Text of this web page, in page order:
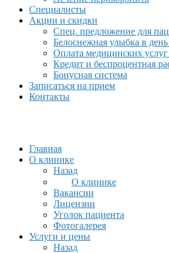
Специалисты
Акции и скидки
Спец. предложение для
Белоснежная улыбка в
Оплата медицинских
Кредит и беспроцентная
Бонусная система
Записаться на прием
Контакты
Главная
О клинике
Назад
О клинике
Вакансии
Лицензии
Уголок пациента
Фотогалерея
Услуги и цены
Назад